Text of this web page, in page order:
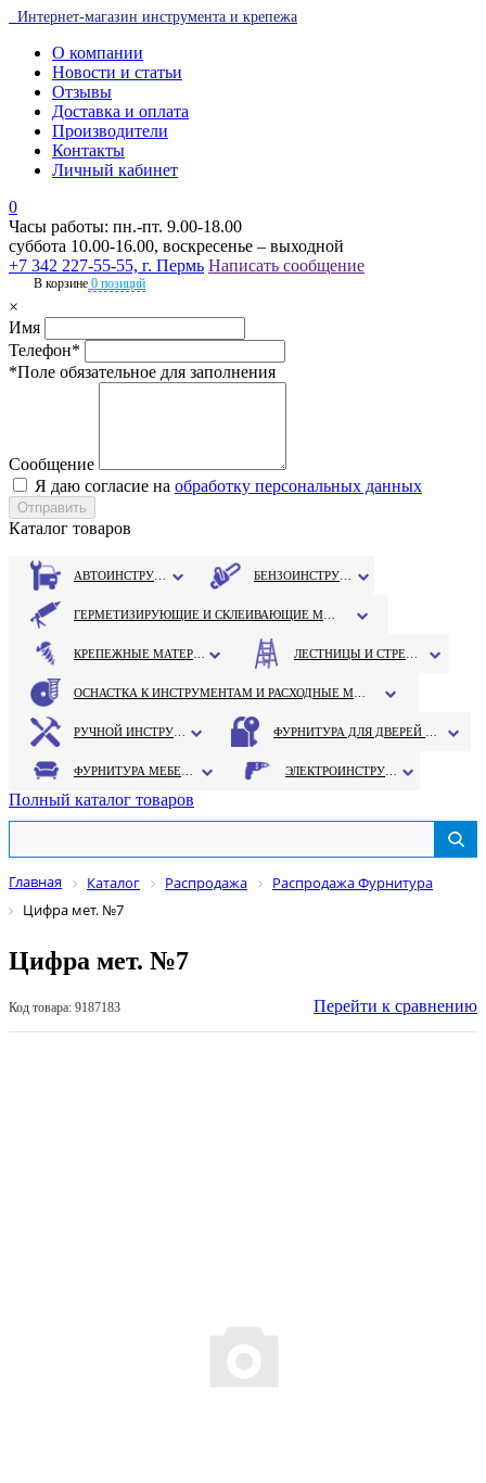
Интернет-магазин инструмента и крепежа
О компании
Новости и статьи
Отзывы
Доставка и оплата
Производители
Контакты
Личный кабинет
0
Часы работы: пн.-пт. 9.00-18.00
суббота 10.00-16.00, воскресенье – выходной
+7 342 227-55-55, г. Пермь Написать сообщение
В корзине 0 позиций
×
Имя
Телефон*
*Поле обязательное для заполнения
Сообщение
Я даю согласие на обработку персональных данных
Каталог товаров
Полный каталог товаров
Главная Каталог Распродажа
Распродажа Фурнитура
Цифра мет. №7
Цифра мет. №7
Код товара: 9187183 Перейти к сравнению